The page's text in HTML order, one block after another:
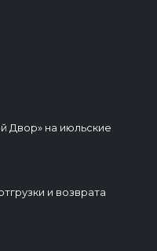
Двор» на июльские
и возврата